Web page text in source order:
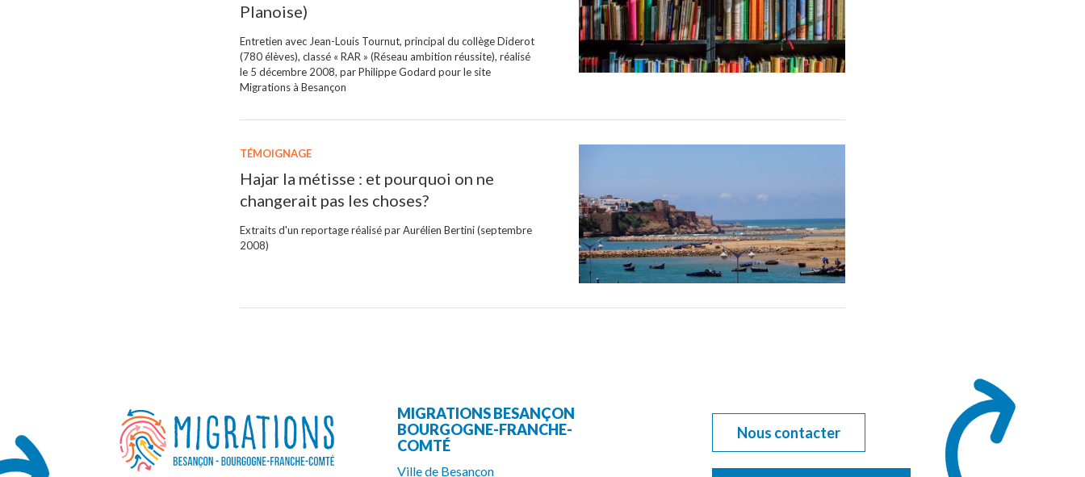
Planoise)
Entretien avec Jean-Louis Tournut, principal du collège Diderot
(780 élèves), classé « RAR » (Réseau ambition réussite), réalisé
le 5 décembre 2008, par Philippe Godard pour le site
Migrations à Besançon
TÉMOIGNAGE
Hajar la métisse : et pourquoi on ne
changerait pas les choses?
Extraits d'un reportage réalisé par Aurélien Bertini (septembre
2008)
MIGRATIONS BESANÇON
BOURGOGNE-FRANCHE-
COMTÉ
Ville de Besançon
Nous contacter